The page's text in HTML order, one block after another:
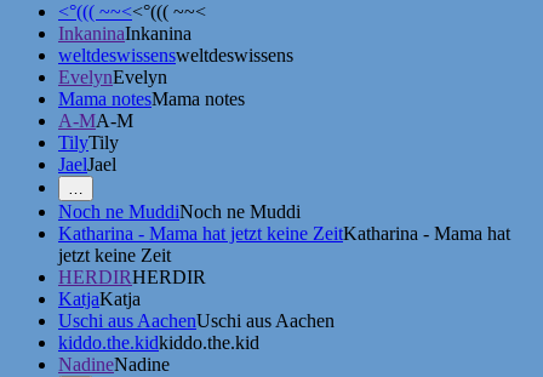
<°((( ~~<<°((( ~~<
InkaninaInkanina
weltdeswissensweltdeswissens
EvelynEvelyn
Mama notesMama notes
A-MA-M
TilyTily
JaelJael
…
Erwähnungen
zeigen
Noch ne MuddiNoch ne Muddi
Katharina - Mama hat jetzt keine ZeitKatharina - Mama hat
jetzt keine Zeit
HERDIRHERDIR
KatjaKatja
Uschi aus AachenUschi aus Aachen
kiddo.the.kidkiddo.the.kid
NadineNadine